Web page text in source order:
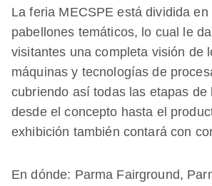
La feria MECSPE está dividida en
pabellones temáticos, lo cual le
visitantes una completa visión de
máquinas y tecnologías de
cubriendo así todas las etapas de
desde el concepto hasta el
exhibición también contará con
En dónde: Parma Fairground,